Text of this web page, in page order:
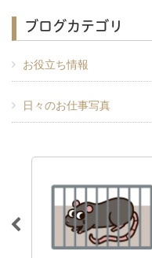
ブログカテゴリ
お役立ち情報
日々のお仕事写真